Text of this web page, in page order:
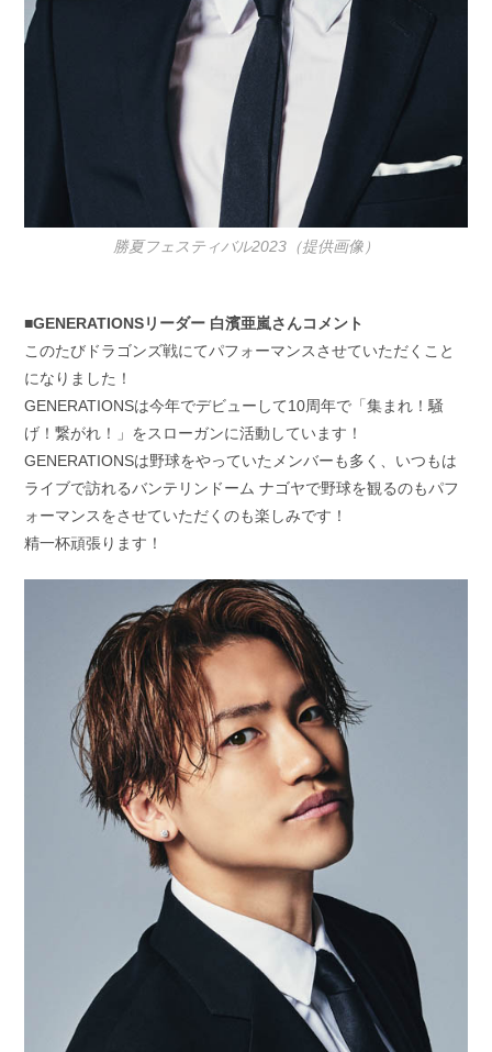
勝夏フェスティバル2023（提供画像）
■GENERATIONSリーダー 白濱亜嵐さんコメント
このたびドラゴンズ戦にてパフォーマンスさせていただくこと
になりました！
GENERATIONSは今年でデビューして10周年で「集まれ！騒
げ！繋がれ！」をスローガンに活動しています！
GENERATIONSは野球をやっていたメンバーも多く、いつもは
ライブで訪れるバンテリンドーム ナゴヤで野球を観るのもパフ
ォーマンスをさせていただくのも楽しみです！
精一杯頑張ります！